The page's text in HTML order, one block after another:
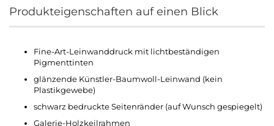
Produkteigenschaften auf einen Blick
Fine-Art-Leinwanddruck mit lichtbeständigen
Pigmenttinten
glänzende Künstler-Baumwoll-Leinwand (kein
Plastikgewebe)
schwarz bedruckte Seitenränder (auf Wunsch gespiegelt)
Galerie-Holzkeilrahmen